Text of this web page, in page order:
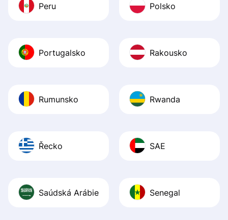
Peru Polsko
Portugalsko Rakousko
Rumunsko Rwanda
Řecko SAE
Saúdská Arábie Senegal